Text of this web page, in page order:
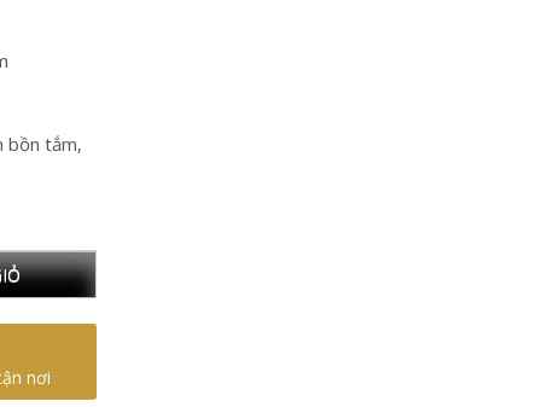
bồn tắm,
nơi